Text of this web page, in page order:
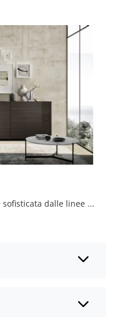
Cerchi una nuova madia pratica e sofisticata dalle linee classiche? Ecco a te il modello Horizon Complanare 982 di Mobilgam, realizzato in legno.